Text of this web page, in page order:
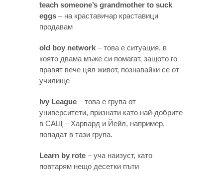
teach someone’s grandmother to suck
eggs – на краставичар краставици
продавам
old boy network – това е ситуация, в
която двама мъже си помагат, защото го
правят вече цял живот, познавайки се от
училище
Ivy League – това е група от
университети, признати като най-добрите
в САЩ – Харвард и Йейл, например,
попадат в тази група.
Learn by rote – уча наизуст, като
повтарям нещо десетки пъти